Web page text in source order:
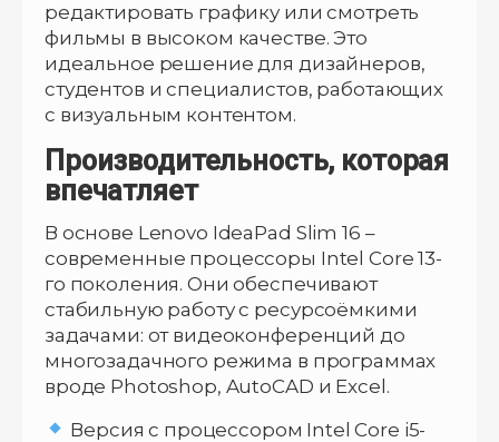
редактировать графику или смотреть
фильмы в высоком качестве. Это
идеальное решение для дизайнеров,
студентов и специалистов, работающих
с визуальным контентом.
Производительность, которая
впечатляет
В основе Lenovo IdeaPad Slim 16 –
современные процессоры Intel Core 13-
го поколения. Они обеспечивают
стабильную работу с ресурсоёмкими
задачами: от видеоконференций до
многозадачного режима в программах
вроде Photoshop, AutoCAD и Excel.
Версия с процессором Intel Core i5-